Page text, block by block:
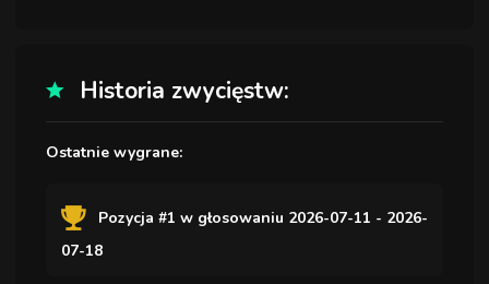
Historia zwycięstw:
Ostatnie wygrane:
Pozycja #1 w głosowaniu 2026-07-11 - 2026-
07-18